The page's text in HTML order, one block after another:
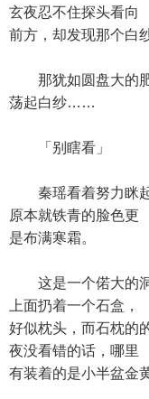
玄夜忍不住探头看向
前方，却发现那个白
那犹如圆盘大的肥
荡起白纱……
「别瞎看」
秦瑶看着努力眯起
原本就铁青的脸色更
是布满寒霜。
这是一个偌大的洞
上面扔着一个石盒，
好似枕头，而石枕的
夜没看错的话，哪里
有装着的是小半盆金